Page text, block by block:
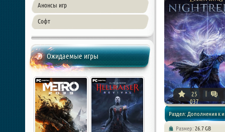
Анонсы игр
Софт
Ожидаемые игры
25
037
Раздел: Дополнения к
Размер: 26.7 GB